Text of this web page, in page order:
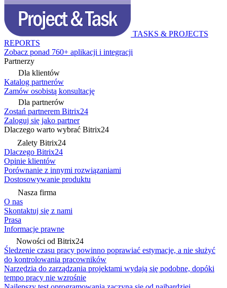
TASKS & PROJECTS
REPORTS
Zobacz ponad 760+ aplikacji i integracji
Partnerzy
Dla klientów
Katalog partnerów
Zamów osobistą konsultację
Dla partnerów
Zostań partnerem Bitrix24
Zaloguj się jako partner
Dlaczego warto wybrać Bitrix24
Zalety Bitrix24
Dlaczego Bitrix24
Opinie klientów
Porównanie z innymi rozwiązaniami
Dostosowywanie produktu
Nasza firma
O nas
Skontaktuj się z nami
Prasa
Informacje prawne
Nowości od Bitrix24
Śledzenie czasu pracy powinno poprawiać estymacje, a nie służyć
do kontrolowania pracowników
Narzędzia do zarządzania projektami wydają się podobne, dopóki
tempo pracy nie wzrośnie